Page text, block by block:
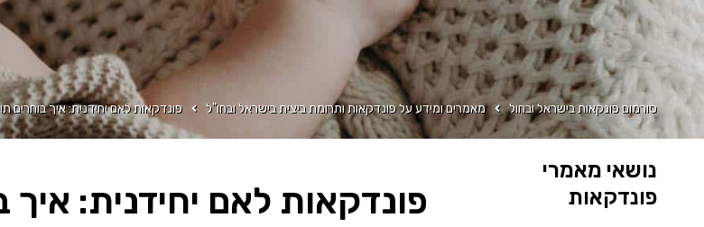
סורמום פונקאות בישראל ובחול מאמרים ומידע על פונדקאות ותרומת ביצית בישראל ובחו"ל פונדקאות לאם יחידנית: איך בוחרים
פונדקאות לאם יחידנית:
נושאי מאמרי
פונדקאות